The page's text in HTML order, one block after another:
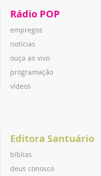
Rádio POP
empregos
notícias
ouça ao vivo
programação
vídeos
Editora Santuário
bíblias
deus conosco